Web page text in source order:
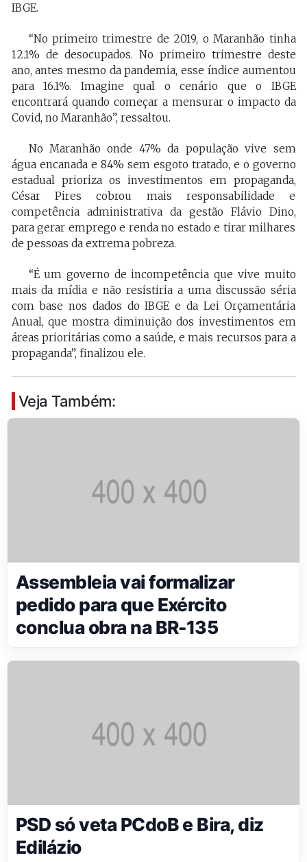
IBGE.
“No primeiro trimestre de 2019, o Maranhão tinha
12.1% de desocupados. No primeiro trimestre deste
ano, antes mesmo da pandemia, esse índice aumentou
para 16.1%. Imagine qual o cenário que o IBGE
encontrará quando começar a mensurar o impacto da
Covid, no Maranhão”, ressaltou.
No Maranhão onde 47% da população vive sem
água encanada e 84% sem esgoto tratado, e o governo
estadual prioriza os investimentos em propaganda,
César Pires cobrou mais responsabilidade e
competência administrativa da gestão Flávio Dino,
para gerar emprego e renda no estado e tirar milhares
de pessoas da extrema pobreza.
“É um governo de incompetência que vive muito
mais da mídia e não resistiria a uma discussão séria
com base nos dados do IBGE e da Lei Orçamentária
Anual, que mostra diminuição dos investimentos em
áreas prioritárias como a saúde, e mais recursos para a
propaganda”, finalizou ele.
Veja Também:
Assembleia vai formalizar
pedido para que Exército
conclua obra na BR-135
PSD só veta PCdoB e Bira, diz
Edilázio